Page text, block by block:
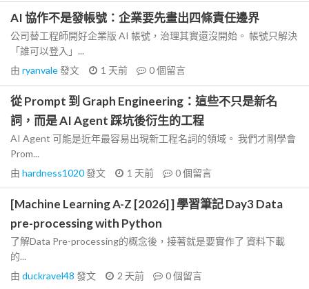
AI 協作不是發帳號：企業要先畫出四條責任邊界
公司替工程師開好企業版 AI 帳號，治理其實還沒開始。 帳號只解決
「誰可以登入」...
由 ryanvale發文 1 天前 0個留言
從 Prompt 到 Graph Engineering：這些不只是新名
詞，而是 AI Agent 踩坑後衍生的工程
AI Agent 可能是近年最容易出現新工程名詞的領域。 我們才剛學會
Prom...
由 hardness1020發文 1 天前 0個留言
[Machine Learning A-Z [2026] ] 學習筆記 Day3 Data
pre-processing with Python
了解Data Pre-processing的概念後，接著就是要實作了 資料下載
的...
由 duckravel48 發文 2 天前 0個留言